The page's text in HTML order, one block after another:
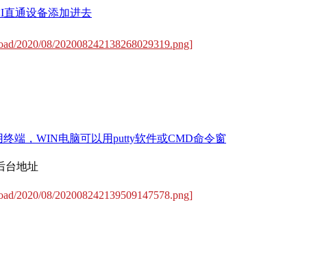
直通设备添加进去
2020/08/202008242138268029319.png]
端，WIN电脑可以用putty软件或CMD命令窗
台地址
2020/08/202008242139509147578.png]